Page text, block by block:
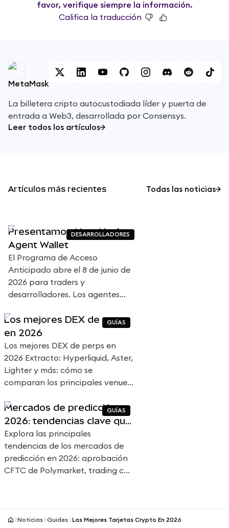
favor, verifique siempre la información.
Califica la traducción
MetaMask
La billetera cripto autocustodiada líder y puerta de
entrada a Web3, desarrollada por Consensys.
Leer todos los artículos
Artículos más recientes Todas las noticias
DESARROLLADORES
Presentamos MetaMask
Agent Wallet
El Programa de Acceso
Anticipado abre el 8 de junio de
2026 para traders y
desarrolladores. Los agentes
mercados de predicción, LP y
más en cadenas EVM e
Hyperliquid, con reglas definidas
por el usuario.
GUÍAS
Los mejores DEX de perps
en 2026
Los mejores DEX de perps en
2026 Extracto: Hyperliquid, Aster,
Lighter y más: cómo se
comparan los principales venues
comisiones y diseño.
GUÍAS
Mercados de predicción en
2026: tendencias clave que
redefinen el pronóstico, el
trading y la regulación
Explora las principales
tendencias de los mercados de
predicción en 2026: aprobación
CFTC de Polymarket, trading con
Noticias Guides Las Mejores Tarjetas Crypto En 2026